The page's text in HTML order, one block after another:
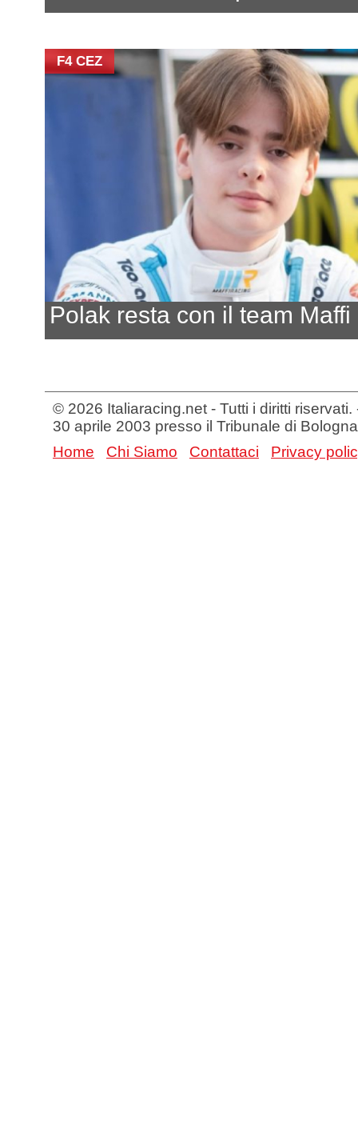
F4 CEZ
Polak resta con il team Maffi
© 2026 Italiaracing.net - Tutti i diritti
30 aprile 2003 presso il Tribunale di Bologna
Home
Chi Siamo Contattaci Privacy